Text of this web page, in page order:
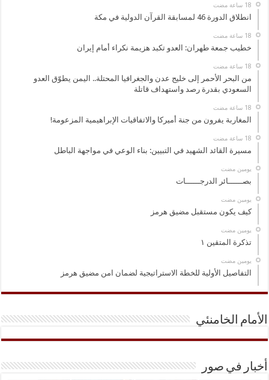
انطلاق الدورة 46 لمسابقة القرآن الدولية في مكة
خطيب جمعة طهران: العدو تكبد هزيمة نكراء أمام إيران
من البحر الأحمر إلى خليج عدن والجغرافيا المحتلة.. اليمن يطوّق العدو
السعودي بقدرة رصد واستهداف قاتلة
المغاربة يفرون من جنة أميركا والاتفاقيات الإبراهيمية المزعومة!
مسيرة القائد الشهيد في التبيين: بناء الوعي في مواجهة الباطل
‏يومين مضت
بصــــــائر الدرجــــــات
‏يومين مضت
كيف يكون مستقبل مضيق هرمز
‏يومين مضت
تذكرة المتقين ١
‏يومين مضت
التفاصيل الأولية للخطة الاستراتيجية لضمان امن مضيق هرمز
الأمام الخامنئي
أخبار في صور